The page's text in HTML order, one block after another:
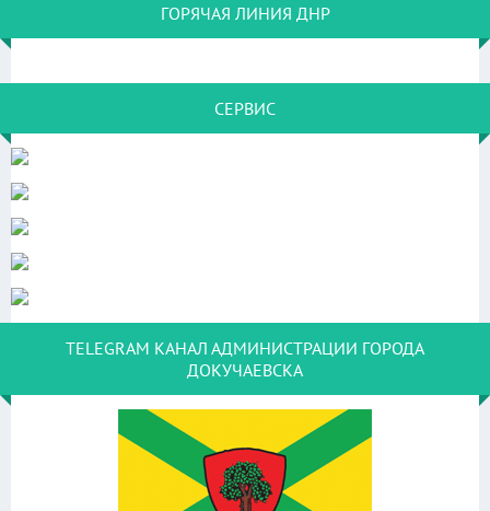
ГОРЯЧАЯ ЛИНИЯ ДНР
СЕРВИС
TELEGRAM КАНАЛ АДМИНИСТРАЦИИ ГОРОДА
ДОКУЧАЕВСКА